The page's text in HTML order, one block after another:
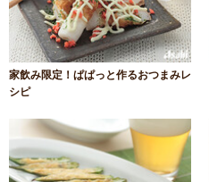
家飲み限定！ぱぱっと作るおつまみレ
シピ